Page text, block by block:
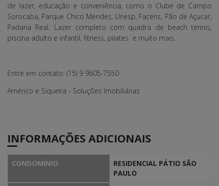
de lazer, educação e conveniência, como o Clube de Campo
Sorocaba, Parque Chico Mendes, Unesp, Facens, Pão de Açucar,
Padaria Real. Lazer completo com quadra de beach tennis,
piscina adulto e infantil, fitness, pilates e muito mais.
Entre em contato: (15) 9 9605-7550
Américo e Siqueira - Soluções Imobiliárias
INFORMAÇÕES ADICIONAIS
CONDOMÍNIO
RESIDENCIAL PÁTIO SÃO
PAULO